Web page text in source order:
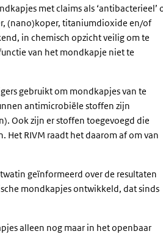
met claims als ‘antibacterieel’
(nano)koper, titaniumdioxide en/of
in chemisch opzicht veilig om te
van het mondkapje niet te
gebruikt om mondkapjes van te
antimicrobiële stoffen zijn
Ook zijn er stoffen toegevoegd die
Het RIVM raadt het daarom af om van
geïnformeerd over de resultaten
mondkapjes ontwikkeld, dat sinds
alleen nog maar in het openbaar